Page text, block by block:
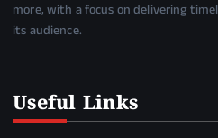
more, with a focus on delivering
its audience.
Useful Links